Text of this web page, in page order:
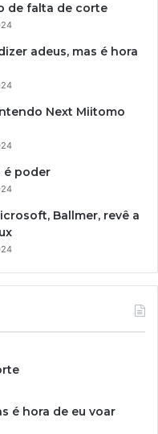
de falta de corte
adeus, mas é hora
Next Miitomo
é poder
Ballmer, revê a
é hora de eu voar